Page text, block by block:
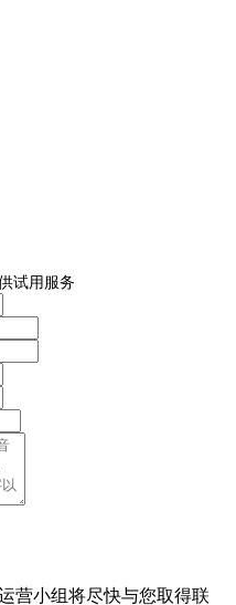
试用服务
营小组将尽快与您取得联